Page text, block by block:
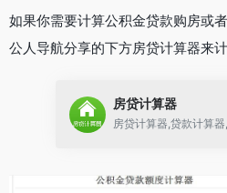
如果你需要计算公积金贷款购房或
公人导航分享的下方房贷计算器来计
房贷计算器